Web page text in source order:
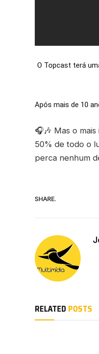
O Topcast terá
Após mais de 10
🎧🎶 Mas o
50% de todo o
perca nenhum
SHARE.
RELATED POSTS